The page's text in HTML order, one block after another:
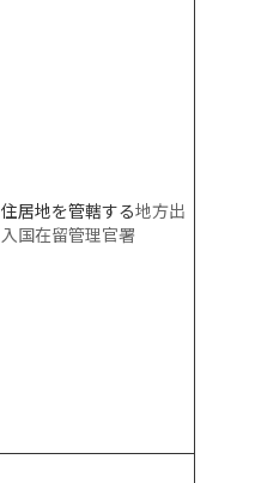
住居地を管轄する地方出
入国在留管理官署